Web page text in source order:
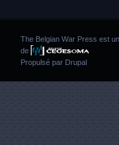
The Belgian War Press est
de
Propulsé par Drupal